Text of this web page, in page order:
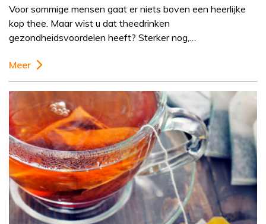
Voor sommige mensen gaat er niets boven een heerlijke
kop thee. Maar wist u dat theedrinken
gezondheidsvoordelen heeft? Sterker nog,…
Meer